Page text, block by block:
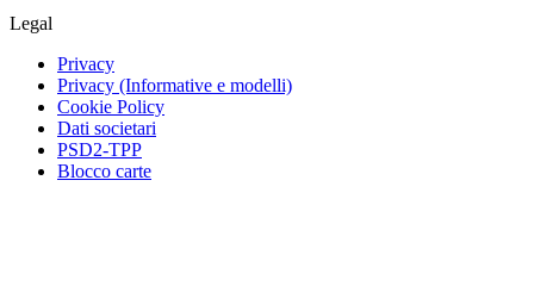
Legal
Privacy
Privacy (Informative e modelli)
Cookie Policy
Dati societari
PSD2-TPP
Blocco carte